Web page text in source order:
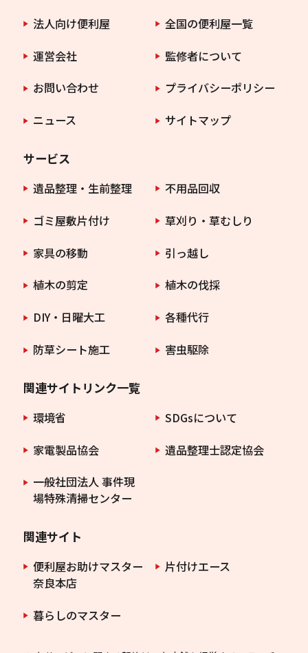
法人向け便利屋
全国の便利屋一覧
運営会社
監修者について
お問い合わせ
プライバシーポリシー
ニュース
サイトマップ
サービス
遺品整理・生前整理
不用品回収
ゴミ屋敷片付け
草刈り・草むしり
家具の移動
引っ越し
植木の剪定
植木の伐採
DIY・日曜大工
各種代行
防草シート施工
害虫駆除
関連サイトリンク一覧
環境省
SDGsについて
家電製品協会
遺品整理士認定協会
一般社団法人 事件現
場特殊清掃センター
関連サイト
便利屋お助けマスター
奈良本店
片付けエース
暮らしのマスター